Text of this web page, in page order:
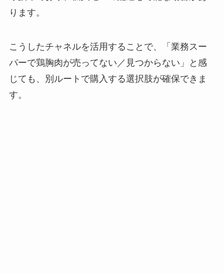
ります。
こうしたチャネルを活用することで、「業務スー
パーで鶏胸肉が売ってない／見つからない」と感
じても、別ルートで購入する選択肢が確保できま
す。